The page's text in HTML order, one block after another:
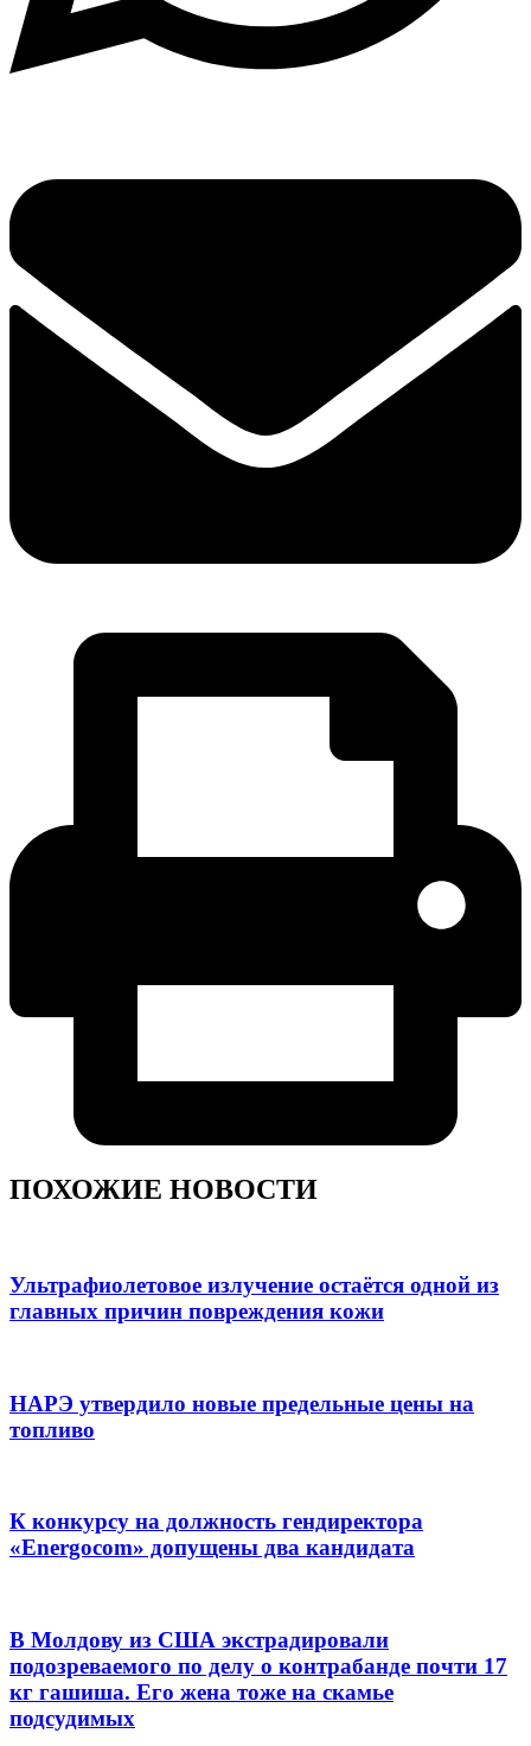
ПОХОЖИЕ НОВОСТИ
Ультрафиолетовое излучение остаётся одной из
главных причин повреждения кожи
НАРЭ утвердило новые предельные цены на
топливо
К конкурсу на должность гендиректора
«Energocom» допущены два кандидата
В Молдову из США экстрадировали
подозреваемого по делу о контрабанде почти 17
кг гашиша. Его жена тоже на скамье
подсудимых